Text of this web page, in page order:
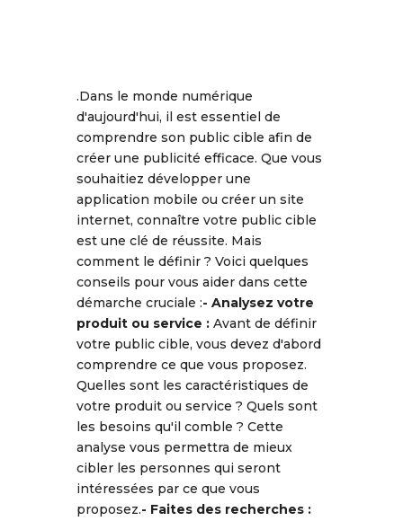
.Dans le monde numérique
d'aujourd'hui, il est essentiel de
comprendre son public cible afin de
créer une publicité efficace. Que vous
souhaitiez développer une
application mobile ou créer un site
internet, connaître votre public cible
est une clé de réussite. Mais
comment le définir ? Voici quelques
conseils pour vous aider dans cette
démarche cruciale :- Analysez votre
produit ou service :Avant de définir
votre public cible, vous devez d'abord
comprendre ce que vous proposez.
Quelles sont les caractéristiques de
votre produit ou service ? Quels sont
les besoins qu'il comble ? Cette
analyse vous permettra de mieux
cibler les personnes qui seront
intéressées par ce que vous
proposez.- Faites des recherches :